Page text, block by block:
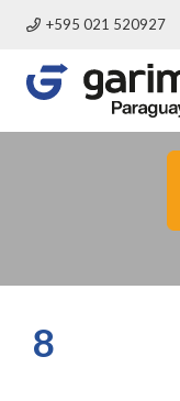
+595 021 520927
8